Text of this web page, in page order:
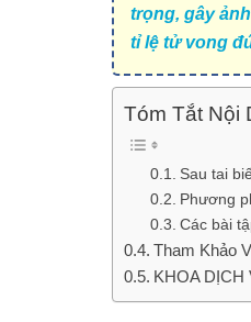
trọng, gây
tỉ lệ tử vong
Tóm Tắt Nội
Sau tai
Phương
Các bài
Tham Khảo
KHOA DỊCH